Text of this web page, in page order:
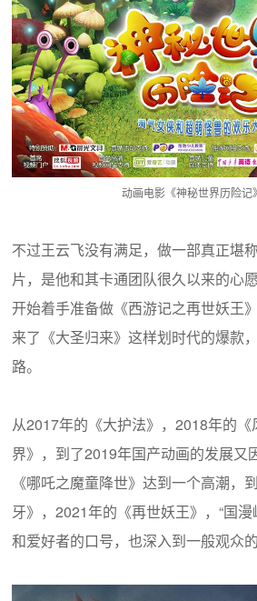
动画电影《神秘世界历险记
不过王云飞没有满足，做一部真正堪
片，是他和其卡通团队很久以来的心
开始着手准备做《西游记之再世妖王
来了《大圣归来》这样划时代的爆款
路。
从2017年的《大护法》，2018年的
界》，到了2019年国产动画的发展又
《哪吒之魔童降世》达到一个高潮，
牙》，2021年的《再世妖王》，“国
和爱好者的口号，也深入到一般观众的